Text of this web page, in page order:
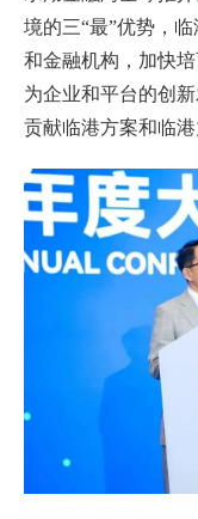
境的三“最”优势，
和金融机构，加快
为企业和平台的创
贡献临港方案和临港